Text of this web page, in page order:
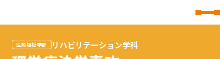
医療福祉学部 リハビリテーション学科